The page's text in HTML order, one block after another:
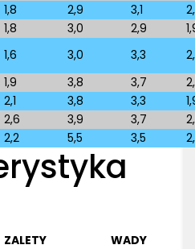
1,8 2,9 3,1
1,8 3,0 2,9
1,6 3,0 3,3
1,9 3,8 3,7
2,1 3,8 3,3
2,6 3,9 3,7
2,2 5,5 3,5
ZALETY WADY